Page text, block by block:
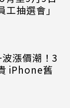
抽選會」
漲價潮！3
iPhone舊